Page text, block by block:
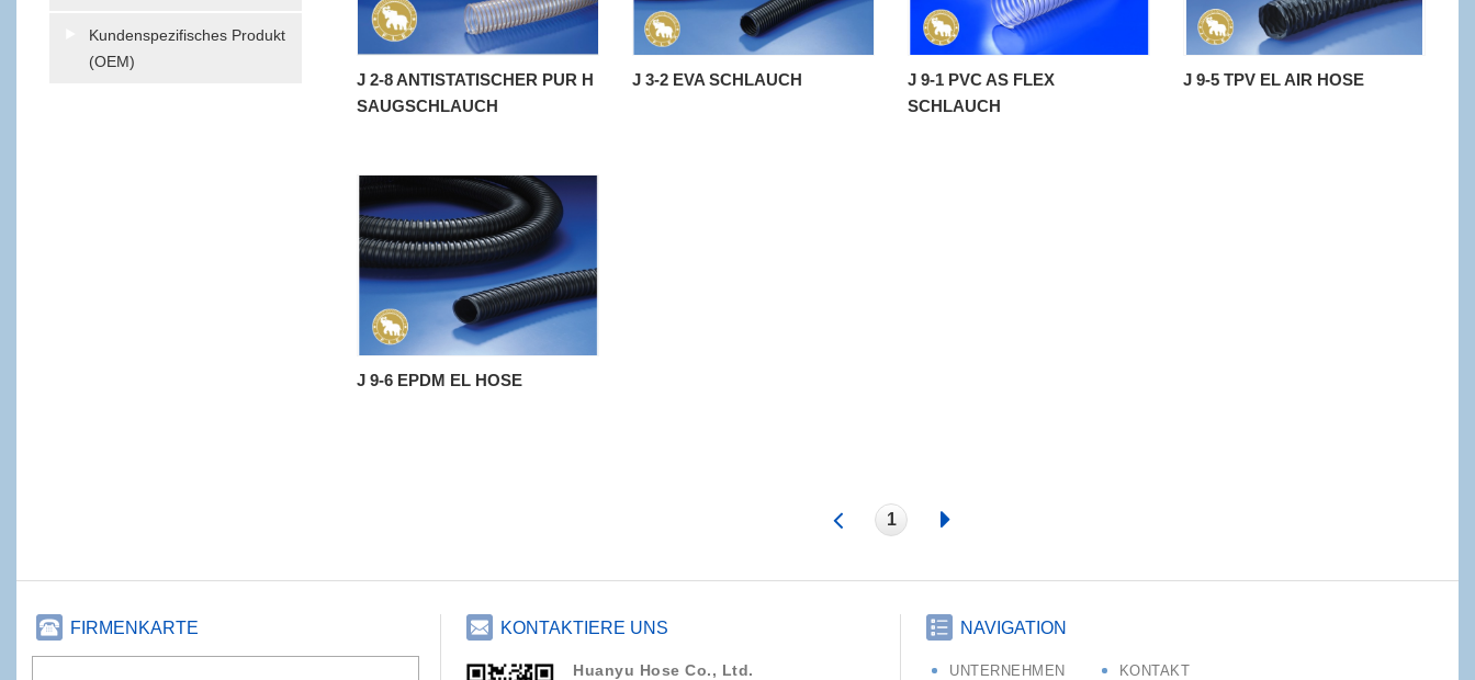
Kundenspezifisches Produkt
(OEM)
J 2-8 ANTISTATISCHER PUR H
SAUGSCHLAUCH
J 3-2 EVA SCHLAUCH
J 9-1 PVC AS FLEX
SCHLAUCH
J 9-5 TPV EL AIR HOSE
J 9-6 EPDM EL HOSE
1
FIRMENKARTE KONTAKTIERE UNS
Huanyu Hose Co., Ltd.
NAVIGATION
UNTERNEHMEN KONTAKT